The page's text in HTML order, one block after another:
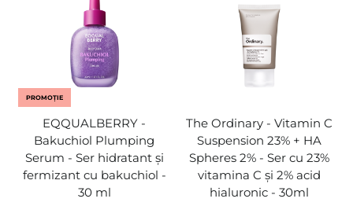
PROMOȚIE
EQQUALBERRY -
Bakuchiol Plumping
Serum - Ser hidratant și
fermizant cu bakuchiol -
30 ml
The Ordinary - Vitamin C
Suspension 23% + HA
Spheres 2% - Ser cu 23%
vitamina C și 2% acid
hialuronic - 30ml